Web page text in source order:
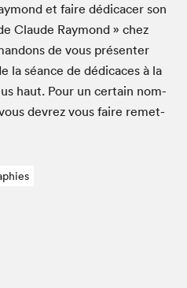
et faire dédi­cac­er son
Claude Ray­mond » chez
de vous présen­ter
la séance de dédi­caces à la
haut. Pour un cer­tain nom­
devrez vous faire remet­